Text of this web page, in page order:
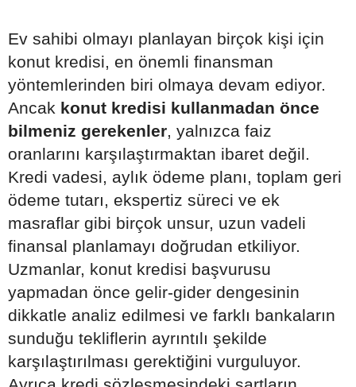
Ev sahibi olmayı planlayan birçok kişi için
konut kredisi, en önemli finansman
yöntemlerinden biri olmaya devam ediyor.
Ancak konut kredisi kullanmadan önce
bilmeniz gerekenler, yalnızca faiz
oranlarını karşılaştırmaktan ibaret değil.
Kredi vadesi, aylık ödeme planı, toplam geri
ödeme tutarı, ekspertiz süreci ve ek
masraflar gibi birçok unsur, uzun vadeli
finansal planlamayı doğrudan etkiliyor.
Uzmanlar, konut kredisi başvurusu
yapmadan önce gelir-gider dengesinin
dikkatle analiz edilmesi ve farklı bankaların
sunduğu tekliflerin ayrıntılı şekilde
karşılaştırılması gerektiğini vurguluyor.